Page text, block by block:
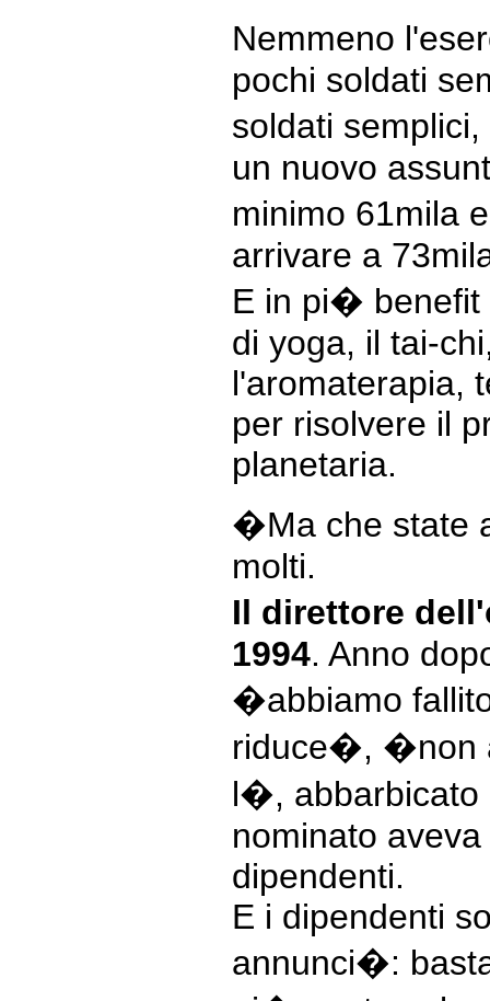
Nemmeno
pochi soldati
soldati
un nuovo
minimo 61mila
arrivare a
E in pi� benefit
di yoga, il tai-
l'aromaterapia,
per risolvere il
planetaria.
�Ma che state
molti.
Il direttore
1994. Anno
�abbiamo
riduce�, �non
l�, abbarbicato
nominato
dipendenti.
E i dipendenti
annunci�: